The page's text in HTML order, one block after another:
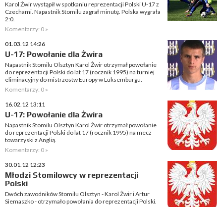
Karol Żwir wystąpił w spotkaniu reprezentacji Polski U-17 z
Czechami. Napastnik Stomilu zagrał minutę. Polska wygrała
2:0.
Komentarzy: 0 »
01.03.12 14:26
U-17: Powołanie dla Żwira
Napastnik Stomilu Olsztyn Karol Żwir otrzymał powołanie
do reprezentacji Polski do lat 17 (rocznik 1995) na turniej
eliminacyjny do mistrzostw Europy w Luksemburgu.
Komentarzy: 0 »
16.02.12 13:11
U-17: Powołanie dla Żwira
Napastnik Stomilu Olsztyn Karol Żwir otrzymał powołanie
do reprezentacji Polski do lat 17 (rocznik 1995) na mecz
towarzyski z Anglią.
Komentarzy: 0 »
30.01.12 12:23
Młodzi Stomilowcy w reprezentacji
Polski
Dwóch zawodników Stomilu Olsztyn - Karol Żwir i Artur
Siemaszko - otrzymało powołania do reprezentacji Polski.